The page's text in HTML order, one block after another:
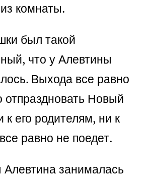
комнаты.
был такой
что у Алевтины
Выхода все равно
Новый
к его родителям, ни к
равно не поедет.
занималась